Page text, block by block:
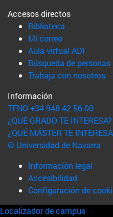
Accesos directos
Biblioteca
Mi correo(abre en
Aula virtual ADI
Búsqueda de personas
Trabaja con nosotros
Información
TFNO +34 948 42 56 00
¿QUÉ GRADO TE INTERESA?
¿QUÉ MÁSTER TE
© Universidad de Navarra
Información legal
Accesibilidad
Configuración de
Localizador de campus